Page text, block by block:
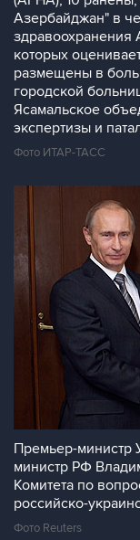
Азербайджан" в
здравоохранения
которых
размещены в
городской
Ясамальское
экспертизы и
Фото ИТАР-ТАСС
Премьер-
министр РФ
Комитета по
российско-
Фото Reuters